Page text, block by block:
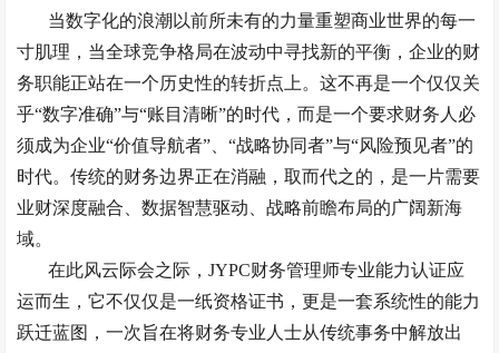
当数字化的浪潮以前所未有的力量重塑商业世界的每一
寸肌理，当全球竞争格局在波动中寻找新的平衡，企业的财
务职能正站在一个历史性的转折点上。这不再是一个仅仅关
乎“数字准确”与“账目清晰”的时代，而是一个要求财务人必
须成为企业“价值导航者”、“战略协同者”与“风险预见者”的
时代。传统的财务边界正在消融，取而代之的，是一片需要
业财深度融合、数据智慧驱动、战略前瞻布局的广阔新海
域。
在此风云际会之际，JYPC财务管理师专业能力认证应
运而生，它不仅仅是一纸资格证书，更是一套系统性的能力
跃迁蓝图，一次旨在将财务专业人士从传统事务中解放出